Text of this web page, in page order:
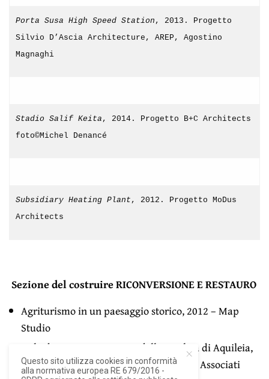
Porta Susa High Speed Station , 2013. Progetto
Silvio D’Ascia Architecture, AREP, Agostino
Magnaghi
Stadio Salif Keita , 2014. Progetto B+C Architects
foto©Michel Denancé
Subsidiary Heating Plant , 2012. Progetto MoDus
Architects
Sezione del costruire RICONVERSIONE E RESTAURO
Agriturismo in un paesaggio storico, 2012 – Map
Studio
Aula di Cromazio e Piazze della Basilica di Aquileia,
2012 – GTRF Tortelli Frassoni Architetti Associati
Questo sito utilizza cookies in conformità
alla normativa europea RE 679/2016 -